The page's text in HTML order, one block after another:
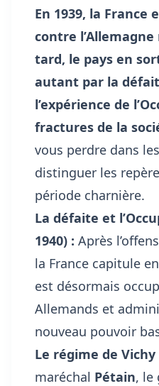
En 1939, la France
contre l’Allemagne
tard, le pays en
autant par la
l’expérience de
fractures de la
vous perdre dans
distinguer les
période charnière.
La défaite et
1940) : Après
la France capitule
est désormais
Allemands et
nouveau pouvoir
Le régime de Vichy
maréchal Pétain, le